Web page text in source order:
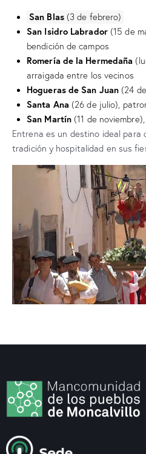
San Blas(3 de febrero)
San Isidro Labrador(15 de
bendición de campos
Romería de la Hermedaña
arraigada entre los vecinos
Hogueras de San Juan (24
Santa Ana (26 de julio),
San Martín (11 de
Entrena es un destino ideal para
tradición y hospitalidad en sus